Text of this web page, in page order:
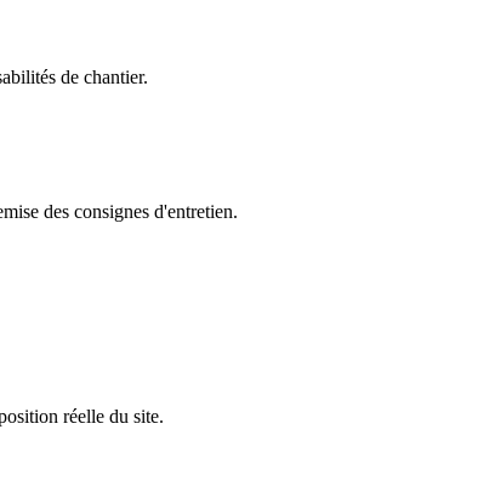
de chantier.
des consignes d'entretien.
réelle du site.